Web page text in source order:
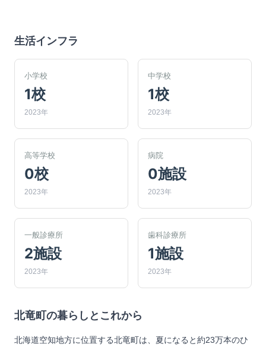
生活インフラ
小学校
1校
2023年
中学校
1校
2023年
高等学校
0校
2023年
病院
0施設
2023年
一般診療所
2施設
2023年
歯科診療所
1施設
2023年
北竜町 の暮らしとこれから
北海道空知地方に位置する北竜町は、夏になると約23万本のひ